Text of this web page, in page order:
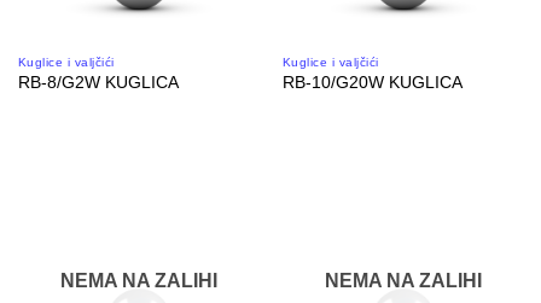
Kuglice i valjčići
RB-8/G2W KUGLICA
Kuglice i valjčići
RB-10/G20W KUGLICA
NEMA NA ZALIHI NEMA NA ZALIHI